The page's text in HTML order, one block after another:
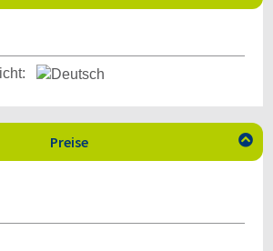
Preise 